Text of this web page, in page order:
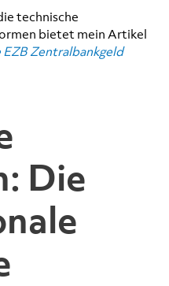
technische
bietet mein Artikel
Zentralbankgeld
Die